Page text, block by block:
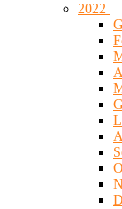
2022